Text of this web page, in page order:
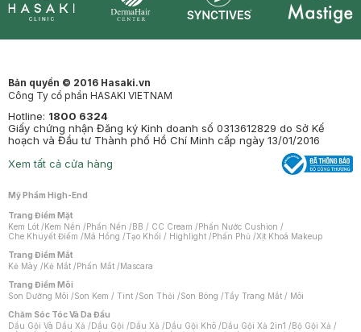
Bản quyền © 2016 Hasaki.vn
Công Ty cổ phần HASAKI VIETNAM
Hotline: 1800 6324
Giấy chứng nhận Đăng ký Kinh doanh số 0313612829 do Sở Kế
hoạch và Đầu tư Thành phố Hồ Chí Minh cấp ngày 13/01/2016
Xem tất cả cửa hàng
Mỹ Phẩm High-End
Trang Điểm Mặt
Kem Lót /Kem Nền /Phấn Nền /BB / CC Cream /Phấn Nước Cushion /
Che Khuyết Điểm /Má Hồng /Tạo Khối / Highlight /Phấn Phủ /Xịt Khoá Makeup
Trang Điểm Mắt
Kẻ Mày /Kẻ Mắt /Phấn Mắt /Mascara
Trang Điểm Môi
Son Dưỡng Môi /Son Kem / Tint /Son Thỏi /Son Bóng /Tẩy Trang Mắt / Môi
Chăm Sóc Tóc Và Da Đầu
Dầu Gội Và Dầu Xả /Dầu Gội /Dầu Xả /Dầu Gội Khô /Dầu Gội Xả 2in1 /Bộ Gội Xả /